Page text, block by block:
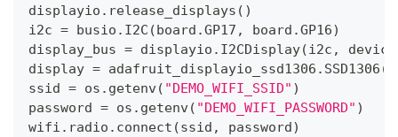
displayio . release_displays ( )
i2c = busio . I2C (board .GP17 , board .GP16)
display_bus = displayio . I2CDisplay(i2c ,
display = adafruit_displayio_ssd1306 . SSD1306 (
ssid = os . getenv( "DEMO_WIFI_SSID" )
password = os . getenv( "DEMO_WIFI_PASSWORD" )
wifi . radio . connect (ssid , password)